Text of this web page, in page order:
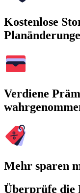
Kostenlose
Verdiene
Mehr sparen
Überprüfe die